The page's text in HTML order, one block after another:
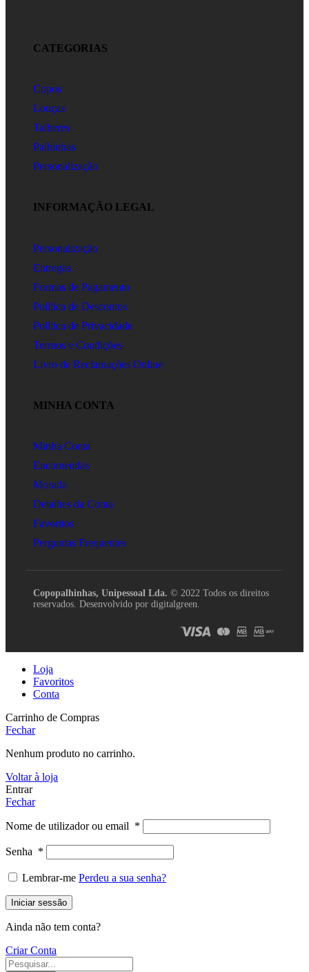
CATEGORIAS
Copos
Louças
Talheres
Palhinhas
Personalização
INFORMAÇÃO LEGAL
Personalização
Entregas
Formas de Pagamento
Política de Descontos
Política de Privacidade
Termos e Condições
Livro de Reclamações Online
MINHA CONTA
Minha Conta
Encomendas
Morada
Detalhes da Conta
Favoritos
Perguntas Frequentes
Copopalhinhas, Unipessoal Lda. © 2022 Todos os direitos
reservados. Desenvolvido por digitalgreen.
Loja
Favoritos
Conta
Carrinho de Compras
Fechar
Nenhum produto no carrinho.
Voltar à loja
Entrar
Fechar
Nome de utilizador ou email *
Senha *
Lembrar-me Perdeu a sua senha?
Iniciar sessão
Ainda não tem conta?
Criar Conta